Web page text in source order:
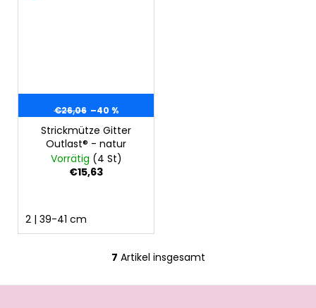
€26,06 –40 %
Strickmütze Gitter
Outlast® - natur
Vorrätig (4 St)
€15,63
2 | 39-41 cm
S
t
7 Artikel insgesamt
F